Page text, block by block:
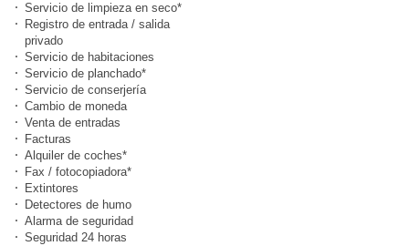
Servicio de limpieza en seco*
Registro de entrada / salida
privado
Servicio de habitaciones
Servicio de planchado*
Servicio de conserjería
Cambio de moneda
Venta de entradas
Facturas
Alquiler de coches*
Fax / fotocopiadora*
Extintores
Detectores de humo
Alarma de seguridad
Seguridad 24 horas